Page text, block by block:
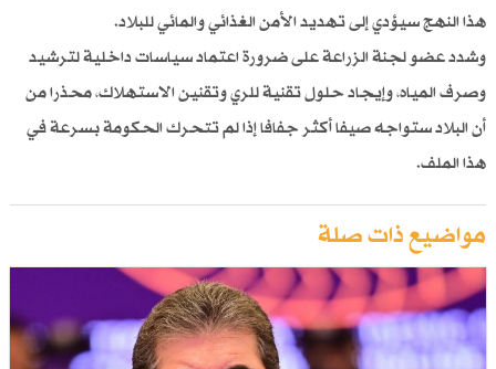
هذا النهج سيؤدي إلى تهديد الأمن الغذائي والمائي للبلاد.
وشدد عضو لجنة الزراعة على ضرورة اعتماد سياسات داخلية لترشيد
وصرف المياه، وإيجاد حلول تقنية للري وتقنين الاستهلاك، محذرا من
أن البلاد ستواجه صيفا أكثر جفافا إذا لم تتحرك الحكومة بسرعة في
هذا الملف.
مواضيع ذات صلة